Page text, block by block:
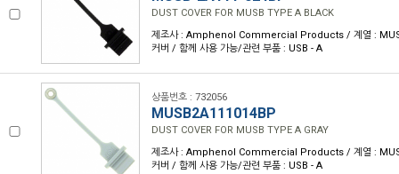
DUST COVER FOR MUSB TYPE A BLACK
제조사 : Amphenol Commercial Products / 계열 :
커버 / 함께 사용 가능/관련 부품 : USB - A
상품번호 : 732056
MUSB2A111014BP
DUST COVER FOR MUSB TYPE A GRAY
제조사 : Amphenol Commercial Products / 계열 :
커버 / 함께 사용 가능/관련 부품 : USB - A